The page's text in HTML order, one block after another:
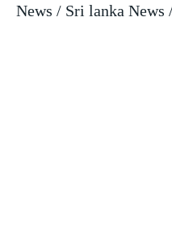
News / Sri lanka News